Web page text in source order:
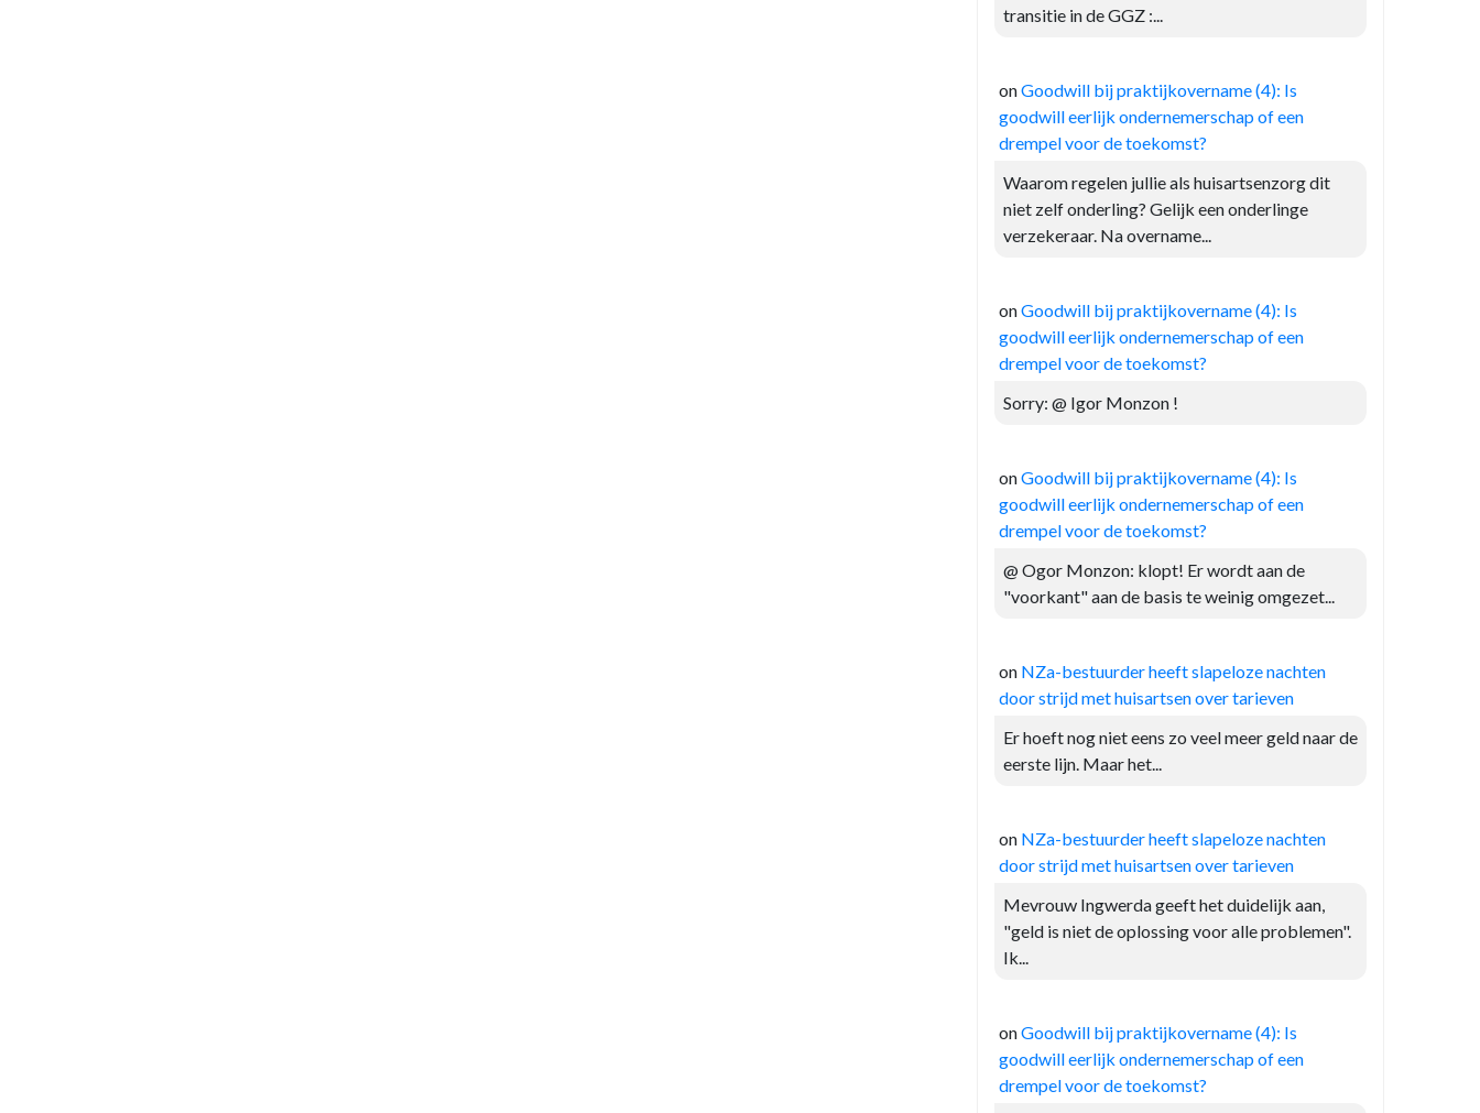
transitie in de GGZ :...
onGoodwill bij praktijkovername (4): Is
goodwill eerlijk ondernemerschap of een
drempel voor de toekomst?
Waarom regelen jullie als huisartsenzorg dit
niet zelf onderling? Gelijk een onderlinge
verzekeraar. Na overname...
onGoodwill bij praktijkovername (4): Is
goodwill eerlijk ondernemerschap of een
drempel voor de toekomst?
Sorry: @ Igor Monzon !
onGoodwill bij praktijkovername (4): Is
goodwill eerlijk ondernemerschap of een
drempel voor de toekomst?
@ Ogor Monzon: klopt! Er wordt aan de
"voorkant" aan de basis te weinig omgezet...
on NZa-bestuurder heeft slapeloze nachten
door strijd met huisartsen over tarieven
Er hoeft nog niet eens zo veel meer geld naar de
eerste lijn. Maar het...
on NZa-bestuurder heeft slapeloze nachten
door strijd met huisartsen over tarieven
Mevrouw Ingwerda geeft het duidelijk aan,
"geld is niet de oplossing voor alle problemen".
Ik...
onGoodwill bij praktijkovername (4): Is
goodwill eerlijk ondernemerschap of een
drempel voor de toekomst?